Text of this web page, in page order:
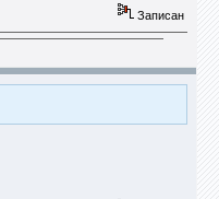
Записан